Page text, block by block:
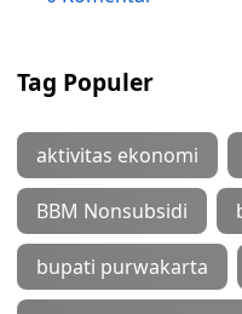
Tag Populer
aktivitas ekonomi
BBM Nonsubsidi
bupati purwakarta